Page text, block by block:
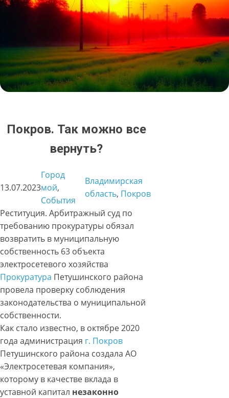
Покров. Так можно все
вернуть?
13.07.2023
Город
мой
События
Владимирская
область, Покров
Реституция. Арбитражный суд по
требованию прокуратуры обязал
возвратить в муниципальную
собственность 63 объекта
электросетевого хозяйства
Прокуратура Петушинского района
провела проверку соблюдения
законодательства о муниципальной
собственности.
Как стало известно, в октябре 2020
года администрация г. Покров
Петушинского района создала АО
«Электросетевая компания»,
которому в качестве вклада в
уставной капитал незаконно